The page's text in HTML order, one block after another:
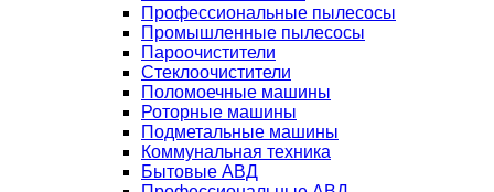
Профессиональные пылесосы
Промышленные пылесосы
Пароочистители
Стеклоочистители
Поломоечные машины
Роторные машины
Подметальные машины
Коммунальная техника
Бытовые АВД